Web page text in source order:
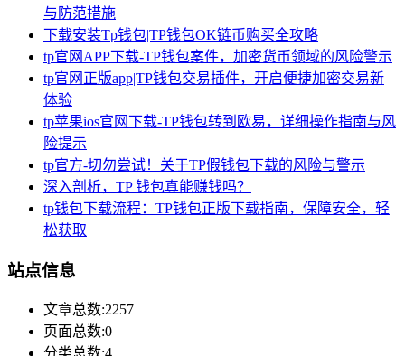
与防范措施
下载安装Tp钱包|TP钱包OK链币购买全攻略
tp官网APP下载-TP钱包案件，加密货币领域的风险警示
tp官网正版app|TP钱包交易插件，开启便捷加密交易新
体验
tp苹果ios官网下载-TP钱包转到欧易，详细操作指南与风
险提示
tp官方-切勿尝试！关于TP假钱包下载的风险与警示
深入剖析，TP 钱包真能赚钱吗？
tp钱包下载流程：TP钱包正版下载指南，保障安全，轻
松获取
站点信息
文章总数:2257
页面总数:0